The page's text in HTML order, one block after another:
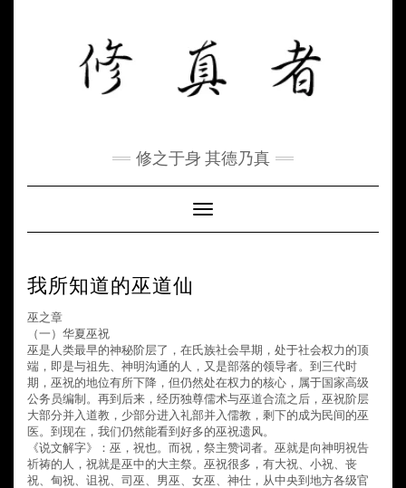
修之于身 其德乃真
Toggle Navigation
我所知道的巫道仙
巫之章
（一）华夏巫祝
巫是人类最早的神秘阶层了，在氏族社会早期，处于社会权力的顶
端，即是与祖先、神明沟通的人，又是部落的领导者。到三代时
期，巫祝的地位有所下降，但仍然处在权力的核心，属于国家高级
公务员编制。再到后来，经历独尊儒术与巫道合流之后，巫祝阶层
大部分并入道教，少部分进入礼部并入儒教，剩下的成为民间的巫
医。到现在，我们仍然能看到好多的巫祝遗风。
《说文解字》：巫，祝也。而祝，祭主赞词者。巫就是向神明祝告
祈祷的人，祝就是巫中的大主祭。巫祝很多，有大祝、小祝、丧
祝、甸祝、诅祝、司巫、男巫、女巫、神仕，从中央到地方各级官